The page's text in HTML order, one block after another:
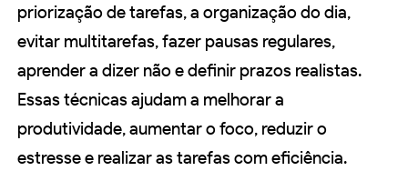
priorização de tarefas, a organização do dia,
evitar multitarefas, fazer pausas regulares,
aprender a dizer não e definir prazos realistas.
Essas técnicas ajudam a melhorar a
produtividade, aumentar o foco, reduzir o
estresse e realizar as tarefas com eficiência.